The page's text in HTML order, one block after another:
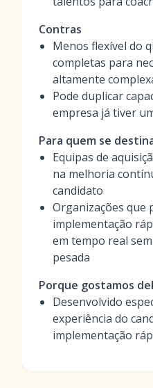
Contras
Menos flexível do
completas para
altamente
Pode duplicar
empresa já tiver
Para quem se
Equipas de
na melhoria
candidato
Organizações que
implementação
em tempo real
pesada
Porque gostamos
Desenvolvido
experiência do
implementação